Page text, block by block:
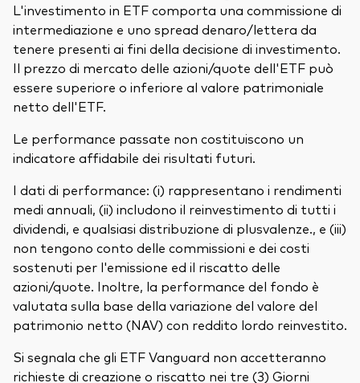
L'investimento in ETF comporta una commissione di
intermediazione e uno spread denaro/lettera da
tenere presenti ai fini della decisione di investimento.
Il prezzo di mercato delle azioni/quote dell'ETF può
essere superiore o inferiore al valore patrimoniale
netto dell'ETF.
Le performance passate non costituiscono un
indicatore affidabile dei risultati futuri.
I dati di performance: (i) rappresentano i rendimenti
medi annuali, (ii) includono il reinvestimento di tutti i
dividendi, e qualsiasi distribuzione di plusvalenze., e (iii)
non tengono conto delle commissioni e dei costi
sostenuti per l'emissione ed il riscatto delle
azioni/quote. Inoltre, la performance del fondo è
valutata sulla base della variazione del valore del
patrimonio netto (NAV) con reddito lordo reinvestito.
Si segnala che gli ETF Vanguard non accetteranno
richieste di creazione o riscatto nei tre (3) Giorni